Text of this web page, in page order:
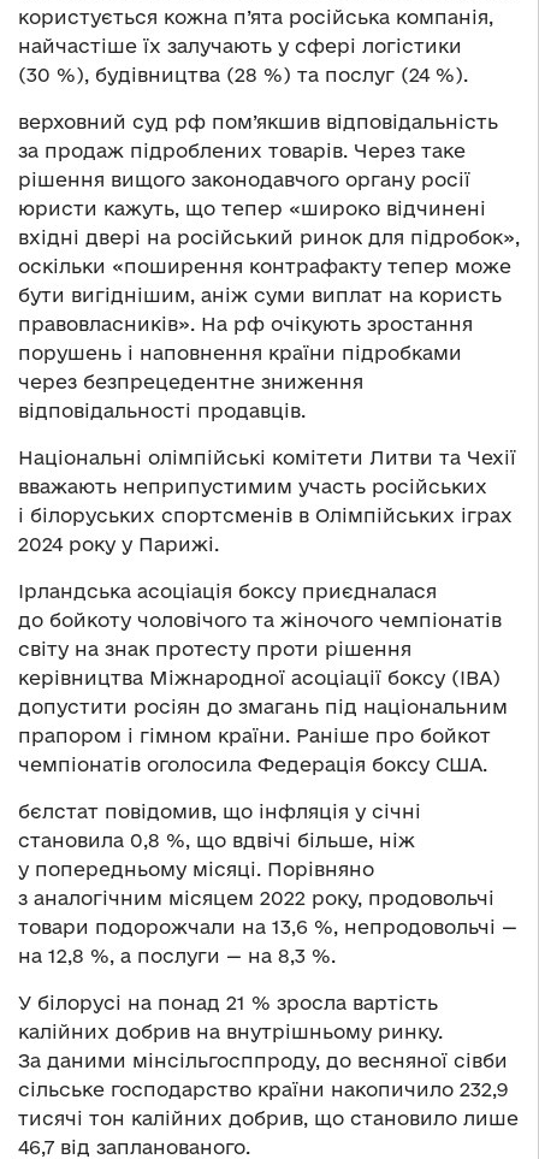
користується кожна п’ята російська компанія,
найчастіше їх залучають у сфері логістики
(30 %), будівництва (28 %) та послуг (24 %).
верховний суд рф пом’якшив відповідальність
за продаж підроблених товарів. Через таке
рішення вищого законодавчого органу росії
юристи кажуть, що тепер «широко відчинені
вхідні двері на російський ринок для підробок»,
оскільки «поширення контрафакту тепер може
бути вигіднішим, аніж суми виплат на користь
правовласників». На рф очікують зростання
порушень і наповнення країни підробками
через безпрецедентне зниження
відповідальності продавців.
Національні олімпійські комітети Литви та Чехії
вважають неприпустимим участь російських
і білоруських спортсменів в Олімпійських іграх
2024 року у Парижі.
Ірландська асоціація боксу приєдналася
до бойкоту чоловічого та жіночого чемпіонатів
світу на знак протесту проти рішення
керівництва Міжнародної асоціації боксу (IBA)
допустити росіян до змагань під національним
прапором і гімном країни. Раніше про бойкот
чемпіонатів оголосила Федерація боксу США.
бєлстат повідомив, що інфляція у січні
становила 0,8 %, що вдвічі більше, ніж
у попередньому місяці. Порівняно
з аналогічним місяцем 2022 року, продовольчі
товари подорожчали на 13,6 %, непродовольчі —
на 12,8 %, а послуги — на 8,3 %.
У білорусі на понад 21 % зросла вартість
калійних добрив на внутрішньому ринку.
За даними мінсільгосппроду, до весняної сівби
сільське господарство країни накопичило 232,9
тисячі тон калійних добрив, що становило лише
46,7 від запланованого.